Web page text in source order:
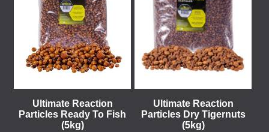
Ultimate Reaction
Particles Ready To Fish
(5kg)
Ultimate Reaction
Particles Dry Tigernuts
(5kg)